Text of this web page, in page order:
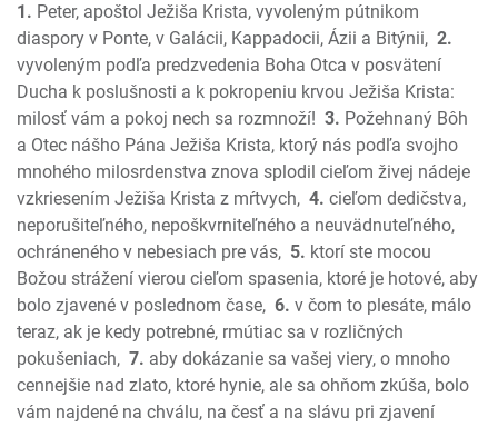
2 Kniha kráľov
1 Kroník; Paralipomenon
2 Kroník; Paralipomenon
Ezdráš
Nehemiáš
Ester
Jób
Žalmy
Príslovia
Kazateľ
Pieseň piesní
Izaiáš
Jeremiáš
Plač Jeremiášov
1. Peter, apoštol Ježiša Krista, vyvoleným pútnikom
diaspory v Ponte, v Galácii, Kappadocii, Ázii a Bitýnii, 2.
vyvoleným podľa predzvedenia Boha Otca v posvätení
Ducha k poslušnosti a k pokropeniu krvou Ježiša Krista:
milosť vám a pokoj nech sa rozmnoží! 3. Požehnaný Bôh
a Otec nášho Pána Ježiša Krista, ktorý nás podľa svojho
mnohého milosrdenstva znova splodil cieľom živej nádeje
vzkriesením Ježiša Krista z mŕtvych, 4. cieľom dedičstva,
neporušiteľného, nepoškvrniteľného a neuvädnuteľného,
ochráneného v nebesiach pre vás, 5. ktorí ste mocou
Božou strážení vierou cieľom spasenia, ktoré je hotové, aby
bolo zjavené v poslednom čase, 6. v čom to plesáte, málo
teraz, ak je kedy potrebné, rmútiac sa v rozličných
pokušeniach, 7. aby dokázanie sa vašej viery, o mnoho
cennejšie nad zlato, ktoré hynie, ale sa ohňom zkúša, bolo
vám najdené na chválu, na česť a na slávu pri zjavení